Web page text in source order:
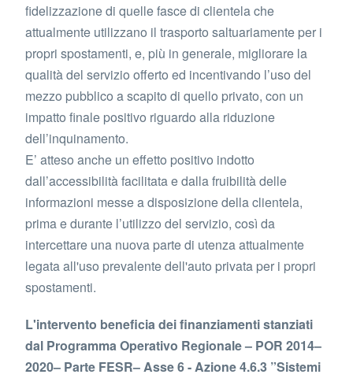
fidelizzazione di quelle fasce di clientela che
attualmente utilizzano il trasporto saltuariamente per i
propri spostamenti, e, più in generale, migliorare la
qualità del servizio offerto ed incentivando l’uso del
mezzo pubblico a scapito di quello privato, con un
impatto finale positivo riguardo alla riduzione
dell’inquinamento.
E’ atteso anche un effetto positivo indotto
dall’accessibilità facilitata e dalla fruibilità delle
informazioni messe a disposizione della clientela,
prima e durante l’utilizzo del servizio, così da
intercettare una nuova parte di utenza attualmente
legata all'uso prevalente dell'auto privata per i propri
spostamenti.
L'intervento beneficia dei finanziamenti stanziati
dal Programma Operativo Regionale – POR 2014–
2020– Parte FESR– Asse 6 - Azione 4.6.3 ”Sistemi